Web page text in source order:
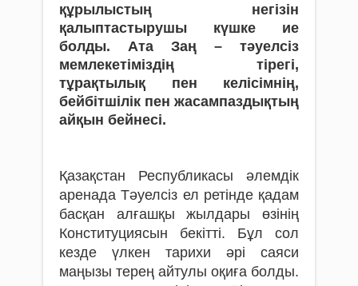
құрылыстың негі­зін
қалыптастырушы күшке ие
болды. Ата Заң – тә­уелсіз
мемлекетіміздің тірегі,
тұрақтылық пен келісімнің,
бейбітшілік пен жасампаздықтың
ай­қын бейнесі.
Қазақстан Республикасы әлемдік
аренада Тәуелсіз ел ретінде қадам
басқан алғашқы жылдары өзінің
Конституциясын бекітті. Бұл сол
кезде үлкен тарихи әрі саяси
маңызы терең айтулы оқиға болды.